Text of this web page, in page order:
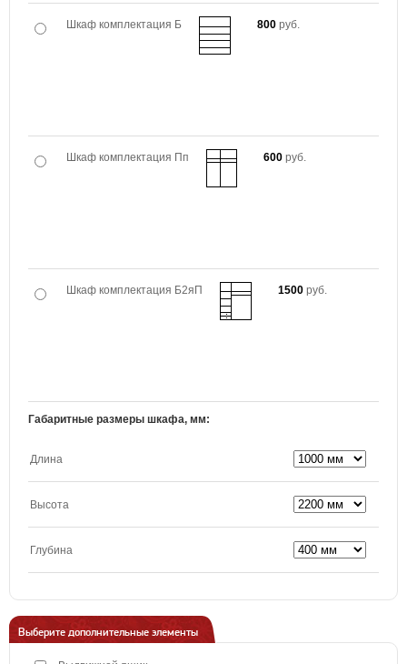
Шкаф комплектация Б 800 руб.
Шкаф комплектация Пп 600 руб.
Шкаф комплектация Б2яП 1500 руб.
Габаритные размеры шкафа, мм:
Длина
Высота
Глубина
Выберите дополнительные элементы